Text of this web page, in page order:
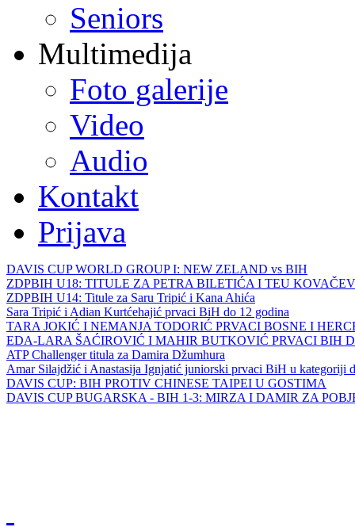
Seniors
Multimedija
Foto galerije
Video
Audio
Kontakt
Prijava
DAVIS CUP WORLD GROUP I: NEW ZELAND vs BIH
ZDPBIH U18: TITULE ZA PETRA BILETIĆA I TEU
ZDPBIH U14: Titule za Saru Tripić i Kana Ahića
Sara Tripić i Adian Kurtćehajić prvaci BiH do 12 godina
TARA JOKIĆ I NEMANJA TODORIĆ PRVACI BOSNE I
EDA-LARA ŠAĆIROVIĆ I MAHIR BUTKOVIĆ PRVACI BIH
ATP Challenger titula za Damira Džumhura
Amar Silajdžić i Anastasija Ignjatić juniorski prvaci BiH u kategoriji
DAVIS CUP: BIH PROTIV CHINESE TAIPEI U GOSTIMA
DAVIS CUP BUGARSKA - BIH 1-3: MIRZA I DAMIR ZA